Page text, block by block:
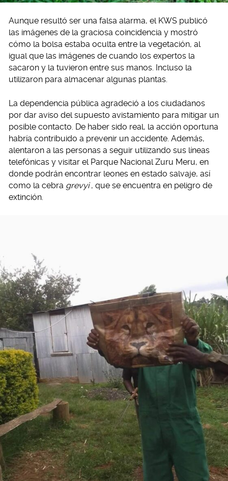
Aunque resultó ser una falsa alarma, el KWS publicó
las imágenes de la graciosa coincidencia y mostró
cómo la bolsa estaba oculta entre la vegetación, al
igual que las imágenes de cuando los expertos la
sacaron y la tuvieron entre sus manos. Incluso la
utilizaron para almacenar algunas plantas.
La dependencia pública agradeció a los ciudadanos
por dar aviso del supuesto avistamiento para mitigar un
posible contacto. De haber sido real, la acción oportuna
habría contribuido a prevenir un accidente. Además,
alentaron a las personas a seguir utilizando sus líneas
telefónicas y visitar el Parque Nacional Zuru Meru, en
donde podrán encontrar leones en estado salvaje, así
como la cebra grevyi , que se encuentra en peligro de
extinción.